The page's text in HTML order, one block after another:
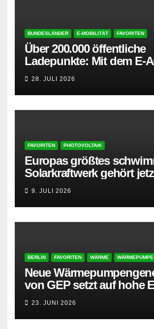
BUNDESLÄNDER E-MOBILITÄT FAVORITEN
Über 200.000 öffentliche
Ladepunkte: Mit dem E-
entspannt in den
28. JULI 2026
FAVORITEN PHOTOVOLTAIK
Europas größtes
Solarkraftwerk gehört
AMPYR
9. JULI 2026
BERLIN FAVORITEN WÄRME WÄRMEPUMPE
Neue
von GEP setzt auf hohe
und besonders leisen
23. JUNI 2026